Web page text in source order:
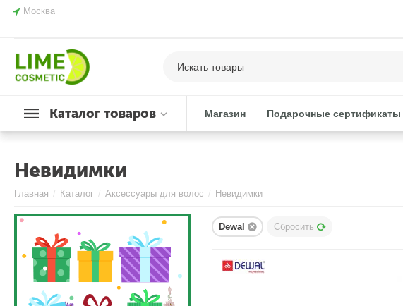
Москва
Каталог товаров Магазин Подарочные сертификаты
Невидимки
Главная / Каталог / Аксессуары для волос / Невидимки
Dewal Сбросить